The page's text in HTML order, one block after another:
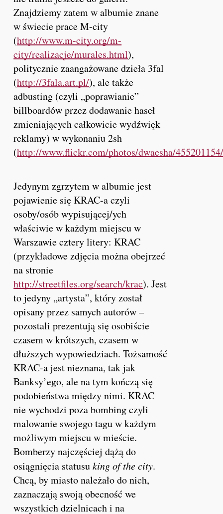
Znajdziemy zatem w albumie znane
w świecie prace M-city
(http://www.m-city.org/m-
city/realizacje/murales.html),
politycznie zaangażowane dzieła 3fal
(http://3fala.art.pl/), ale także
adbusting (czyli „poprawianie”
billboardów przez dodawanie haseł
zmieniających całkowicie wydźwięk
reklamy) w wykonaniu 2sh
(http://www.flickr.com/photos/dwaesha/
Jedynym zgrzytem w albumie jest
pojawienie się KRAC-a czyli
osoby/osób wypisującej/ych
właściwie w każdym miejscu w
Warszawie cztery litery:KRAC
(przykładowe zdjęcia można obejrzeć
na stronie
http://streetfiles.org/search/krac). Jest
to jedyny „artysta”, który został
opisany przez samych autorów –
pozostali prezentują się osobiście
czasem w krótszych, czasem w
dłuższych wypowiedziach. Tożsamość
KRAC-a jest nieznana, tak jak
Banksy’ego, ale na tym kończą się
podobieństwa między nimi.KRAC
nie wychodzi poza bombing czyli
malowanie swojego tagu w każdym
możliwym miejscu w mieście.
Bomberzy najczęściej dążą do
osiągnięcia statusuking of the city.
Chcą, by miasto należało do nich,
zaznaczają swoją obecność we
wszystkich dzielnicach i na